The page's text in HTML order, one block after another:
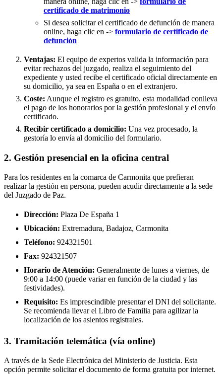
certificado de matrimonio
Si desea solicitar el certificado de defunción de manera
online, haga clic en -> formulario de certificado de
defunción
Ventajas: El equipo de expertos valida la información para
evitar rechazos del juzgado, realiza el seguimiento del
expediente y usted recibe el certificado oficial directamente en
su domicilio, ya sea en España o en el extranjero.
Coste: Aunque el registro es gratuito, esta modalidad conlleva
el pago de los honorarios por la gestión profesional y el envío
certificado.
Recibir certificado a domicilio: Una vez procesado, la
gestoría lo envía al domicilio del formulario.
2. Gestión presencial en la oficina central
Para los residentes en la comarca de Carmonita que prefieran
realizar la gestión en persona, pueden acudir directamente a la sede
del Juzgado de Paz.
Dirección: Plaza De España 1
Ubicación: Extremadura, Badajoz, Carmonita
Teléfono: 924321501
Fax: 924321507
Horario de Atención: Generalmente de lunes a viernes, de
9:00 a 14:00 (puede variar en función de la ciudad y las
festividades).
Requisito: Es imprescindible presentar el DNI del solicitante.
Se recomienda llevar el Libro de Familia para agilizar la
localización de los asientos registrales.
3. Tramitación telemática (vía online)
A través de la Sede Electrónica del Ministerio de Justicia. Esta
opción permite solicitar el documento de forma gratuita por internet.